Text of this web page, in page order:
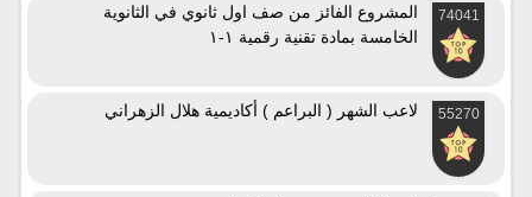
74041
المشروع الفائز من صف اول ثانوي في الثانوية
الخامسة بمادة تقنية رقمية ١-١
55270 لاعب الشهر ( البراعم ) أكاديمية هلال الزهراني